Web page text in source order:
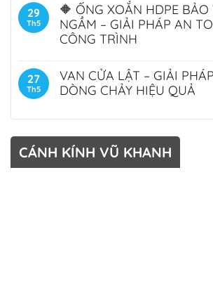
29
Th5
🔶 ỐNG XOẮN HDPE BẢO
NGẦM – GIẢI PHÁP AN
CÔNG TRÌNH
27
Th5
VAN CỬA LẬT – GIẢI
DÒNG CHẢY HIỆU QUẢ
CÁNH KÍNH VŨ KHANH